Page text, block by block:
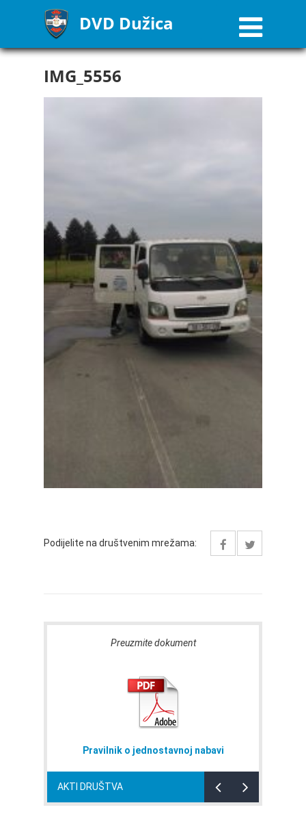
DVD Dužica
IMG_5556
Podijelite na društvenim mrežama:
AKTI DRUŠTVA
Preuzmite dokument
Pravilnik o jednostavnoj nabavi